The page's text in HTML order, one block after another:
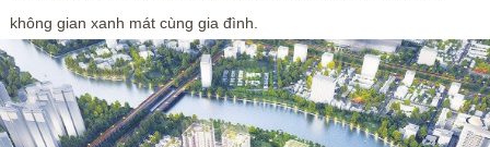
không gian xanh mát cùng gia đình.